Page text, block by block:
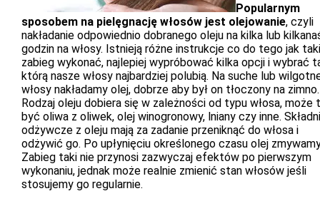
Popularnym
sposobem na pielęgnację włosów jest olejowanie, czyli
nakładanie odpowiednio dobranego oleju na kilka lub
godzin na włosy. Istnieją różne instrukcje co do tego jak taki
zabieg wykonać, najlepiej wypróbować kilka opcji i wybrać
którą nasze włosy najbardziej polubią. Na suche lub
włosy nakładamy olej, dobrze aby był on tłoczony na zimno.
Rodzaj oleju dobiera się w zależności od typu włosa, może
być oliwa z oliwek, olej winogronowy, lniany czy inne.
odżywcze z oleju mają za zadanie przeniknąć do włosa i
odżywić go. Po upłynięciu określonego czasu olej
Zabieg taki nie przynosi zazwyczaj efektów po pierwszym
wykonaniu, jednak może realnie zmienić stan włosów jeśli
stosujemy go regularnie.